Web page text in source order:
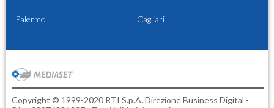
Palermo Cagliari
Copyright © 1999-2020 RTI S.p.A. Direzione Business Digital -